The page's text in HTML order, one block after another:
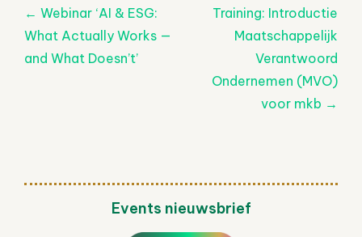
Post
navigatie
← Webinar ‘AI & ESG:
What Actually Works —
and What Doesn’t’
Training: Introductie
Maatschappelijk
Verantwoord
Ondernemen (MVO)
voor mkb →
Events nieuwsbrief